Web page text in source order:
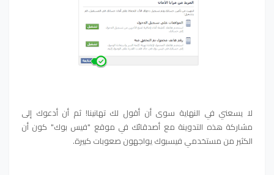
لا يسعني في النهاية سوى أن أقول لك تهانينا! ثم أن أدعوك إلى
مشاركة هذه التدوينة مع أصدقائك في موقع "فيس بوك" كون أن
الكثير من مستخدمي فيسبوك يواجهون صعوبات كبيرة.